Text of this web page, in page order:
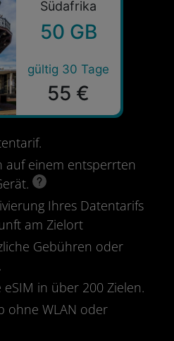
Südafrika
50 GB
gültig 30 Tage
55 €
auf einem entsperrten
Ihres Datentarifs
am Zielort
Gebühren oder
in über 200 Zielen.
ohne WLAN oder